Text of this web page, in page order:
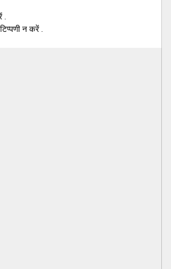
.
न करें .